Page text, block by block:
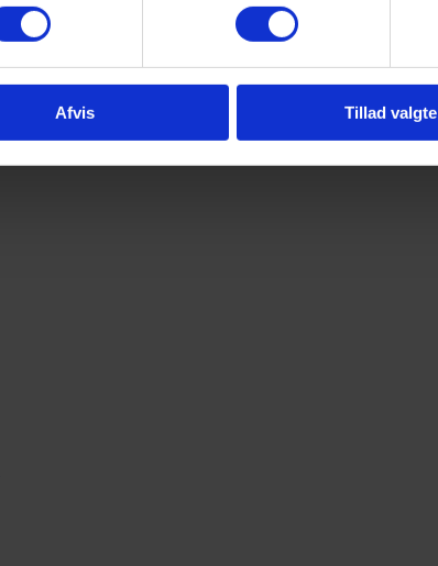
Afvis Tillad valgte